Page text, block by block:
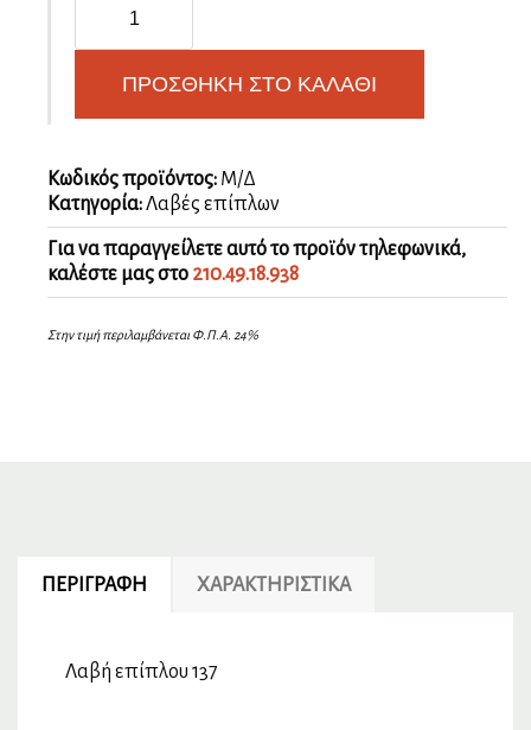
επίπλου
137
ποσότηταΠΡΟΣΘΉΚΗ ΣΤΟ ΚΑΛΆΘΙ
Κωδικός προϊόντος: Μ/Δ
Κατηγορία:Λαβές επίπλων
Για να παραγγείλετε αυτό το προϊόν τηλεφωνικά,
καλέστε μας στο 210.49.18.938
Στην τιμή περιλαμβάνεται Φ.Π.Α. 24%
ΠΕΡΙΓΡΑΦΉ ΧΑΡΑΚΤΗΡΙΣΤΙΚΆ
Λαβή επίπλου 137